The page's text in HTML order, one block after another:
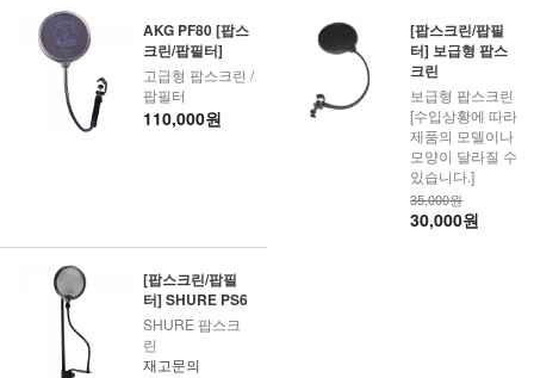
AKG PF80 [팝스
크린/팝필터]
고급형 팝스크린 /
팝필터
110,000원
[팝스크린/팝필
터] 보급형 팝스
크린
보급형 팝스크린
[수입상황에 따라
제품의 모델이나
모양이 달라질 수
있습니다.]
35,000원
30,000원
[팝스크린/팝필
터] SHURE PS6
SHURE 팝스크
린
재고문의